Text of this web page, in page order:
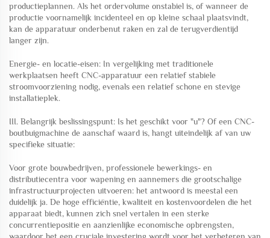
productieplannen. Als het ordervolume onstabiel is, of wanneer de
productie voornamelijk incidenteel en op kleine schaal plaatsvindt,
kan de apparatuur onderbenut raken en zal de terugverdientijd
langer zijn.
Energie- en locatie-eisen: In vergelijking met traditionele
werkplaatsen heeft CNC-apparatuur een relatief stabiele
stroomvoorziening nodig, evenals een relatief schone en stevige
installatieplek.
III. Belangrijk beslissingspunt: Is het geschikt voor "u"? Of een CNC-
boutbuigmachine de aanschaf waard is, hangt uiteindelijk af van uw
specifieke situatie:
Voor grote bouwbedrijven, professionele bewerkings- en
distributiecentra voor wapening en aannemers die grootschalige
infrastructuurprojecten uitvoeren: het antwoord is meestal een
duidelijk ja. De hoge efficiëntie, kwaliteit en kostenvoordelen die het
apparaat biedt, kunnen zich snel vertalen in een sterke
concurrentiepositie en aanzienlijke economische opbrengsten,